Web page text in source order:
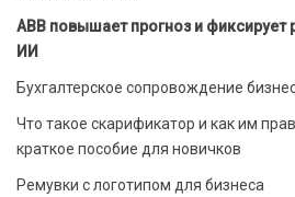
ABB повышает прогноз и фиксирует
ИИ
Бухгалтерское сопровождение
Что такое скарификатор и как им
краткое пособие для новичков
Ремувки с логотипом для бизнеса